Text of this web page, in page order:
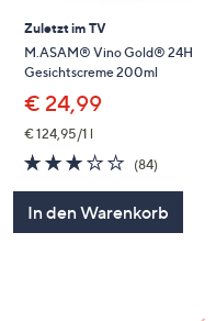
Zuletzt im TV
M.ASAM® Vino Gold® 24H
Gesichtscreme 200ml
€ 24,99
€ 124,95/1 l
2.8
von
5
(84)
In den Warenkorb